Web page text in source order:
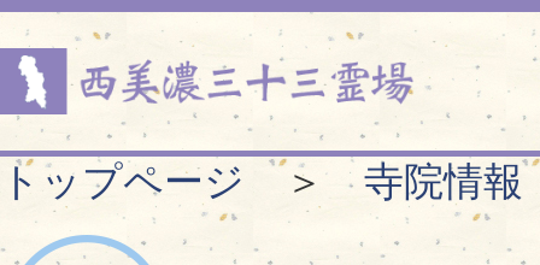
トップページ ＞ 寺院情報